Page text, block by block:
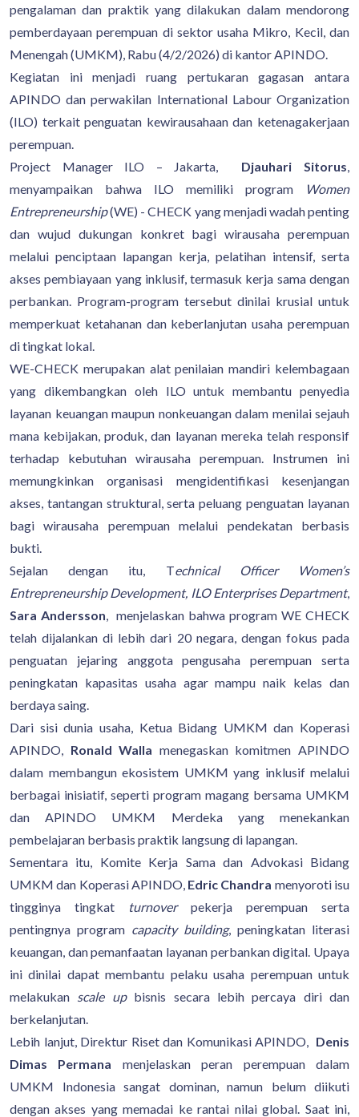
pengalaman dan praktik yang dilakukan dalam mendorong
pemberdayaan perempuan di sektor usaha Mikro, Kecil, dan
Menengah (UMKM), Rabu (4/2/2026) di kantor APINDO.
Kegiatan ini menjadi ruang pertukaran gagasan antara
APINDO dan perwakilan International Labour Organization
(ILO) terkait penguatan kewirausahaan dan ketenagakerjaan
perempuan.
Project Manager ILO – Jakarta, Djauhari Sitorus,
menyampaikan bahwa ILO memiliki program
Women
Entrepreneurship(WE) - CHECK yang menjadi wadah penting
dan wujud dukungan konkret bagi wirausaha perempuan
melalui penciptaan lapangan kerja, pelatihan intensif, serta
akses pembiayaan yang inklusif, termasuk kerja sama dengan
perbankan. Program-program tersebut dinilai krusial untuk
memperkuat ketahanan dan keberlanjutan usaha perempuan
di tingkat lokal.
WE-CHECK merupakan alat penilaian mandiri kelembagaan
yang dikembangkan oleh ILO untuk membantu penyedia
layanan keuangan maupun nonkeuangan dalam menilai sejauh
mana kebijakan, produk, dan layanan mereka telah responsif
terhadap kebutuhan wirausaha perempuan. Instrumen ini
memungkinkan organisasi mengidentifikasi kesenjangan
akses, tantangan struktural, serta peluang penguatan layanan
bagi wirausaha perempuan melalui pendekatan berbasis
bukti.
Sejalan dengan itu, Technical Officer Women’s
Entrepreneurship Development, ILO Enterprises Department,
Sara Andersson, menjelaskan bahwa program WE CHECK
telah dijalankan di lebih dari 20 negara, dengan fokus pada
penguatan jejaring anggota pengusaha perempuan serta
peningkatan kapasitas usaha agar mampu naik kelas dan
berdaya saing.
Dari sisi dunia usaha, Ketua Bidang UMKM dan Koperasi
APINDO, Ronald Walla menegaskan komitmen APINDO
dalam membangun ekosistem UMKM yang inklusif melalui
berbagai inisiatif, seperti program magang bersama UMKM
dan APINDO UMKM Merdeka yang menekankan
pembelajaran berbasis praktik langsung di lapangan.
Sementara itu, Komite Kerja Sama dan Advokasi Bidang
UMKM dan Koperasi APINDO, Edric Chandra menyoroti isu
tingginya tingkat
turnoverpekerja perempuan serta
pentingnya program capacity building, peningkatan literasi
keuangan, dan pemanfaatan layanan perbankan digital. Upaya
ini dinilai dapat membantu pelaku usaha perempuan untuk
melakukan scale upbisnis secara lebih percaya diri dan
berkelanjutan.
Lebih lanjut, Direktur Riset dan Komunikasi APINDO, Denis
Dimas Permana menjelaskan peran perempuan dalam
UMKM Indonesia sangat dominan, namun belum diikuti
dengan akses yang memadai ke rantai nilai global. Saat ini,